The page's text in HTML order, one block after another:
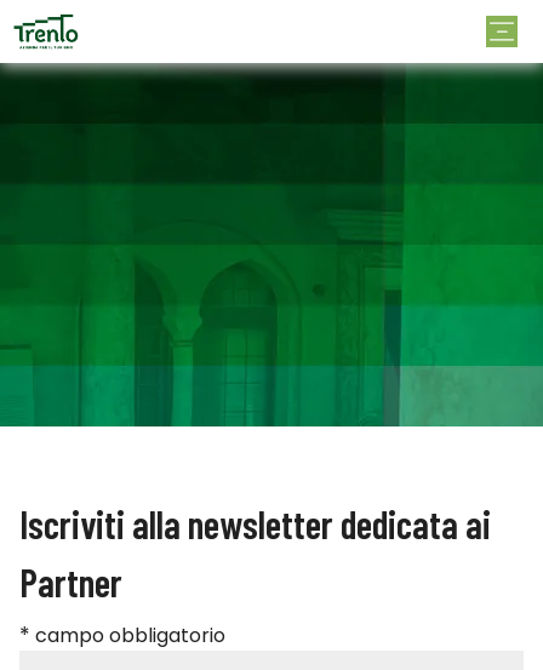
Iscriviti alla newsletter dedicata ai
Partner
* campo obbligatorio